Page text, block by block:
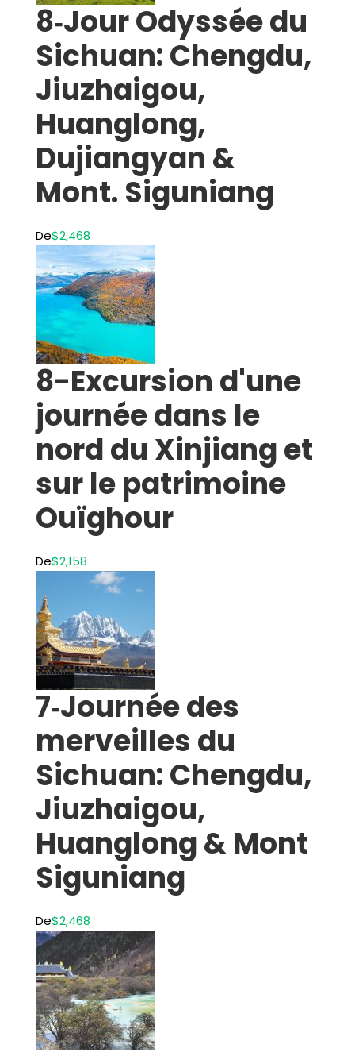
8‑Jour Odyssée du
Sichuan: Chengdu,
Jiuzhaigou,
Huanglong,
Dujiangyan &
Mont. Siguniang
De$2,468
8-Excursion d'une
journée dans le
nord du Xinjiang et
sur le patrimoine
Ouïghour
De$2,158
7‑Journée des
merveilles du
Sichuan: Chengdu,
Jiuzhaigou,
Huanglong & Mont
Siguniang
De$2,468